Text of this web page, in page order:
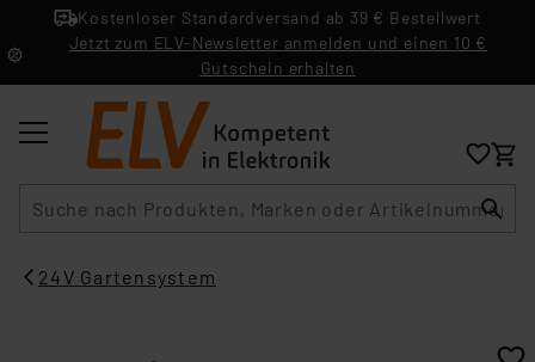
Kostenloser Standardversand ab 39 € Bestellwert
Jetzt zum ELV-Newsletter anmelden und einen 10 €
Gutschein erhalten
24V Gartensystem